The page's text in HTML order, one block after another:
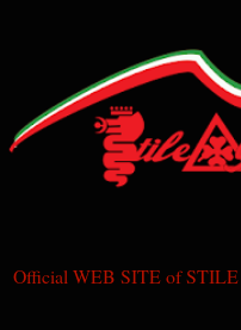
Official WEB SITE of